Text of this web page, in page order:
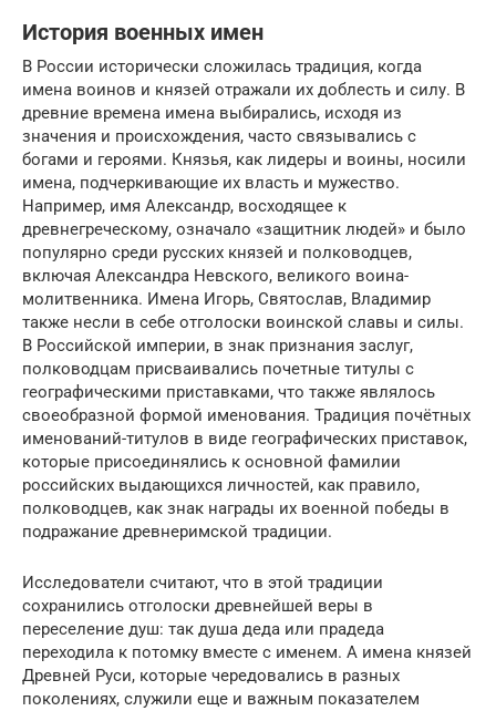
История военных имен
В России исторически сложилась традиция, когда
имена воинов и князей отражали их доблесть и силу. В
древние времена имена выбирались, исходя из
значения и происхождения, часто связывались с
богами и героями. Князья, как лидеры и воины, носили
имена, подчеркивающие их власть и мужество.
Например, имя Александр, восходящее к
древнегреческому, означало «защитник людей» и было
популярно среди русских князей и полководцев,
включая Александра Невского, великого воина-
молитвенника. Имена Игорь, Святослав, Владимир
также несли в себе отголоски воинской славы и силы.
В Российской империи, в знак признания заслуг,
полководцам присваивались почетные титулы с
географическими приставками, что также являлось
своеобразной формой именования. Традиция почётных
именований-титулов в виде географических приставок,
которые присоединялись к основной фамилии
российских выдающихся личностей, как правило,
полководцев, как знак награды их военной победы в
подражание древнеримской традиции.
Исследователи считают, что в этой традиции
сохранились отголоски древнейшей веры в
переселение душ: так душа деда или прадеда
переходила к потомку вместе с именем. А имена князей
Древней Руси, которые чередовались в разных
поколениях, служили еще и важным показателем